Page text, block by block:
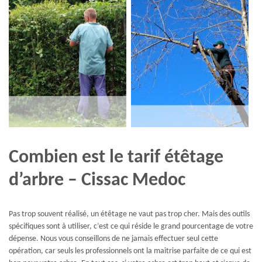
Combien est le tarif étêtage
d’arbre – Cissac Medoc
Pas trop souvent réalisé, un étêtage ne vaut pas trop cher. Mais des outils
spécifiques sont à utiliser, c’est ce qui réside le grand pourcentage de votre
dépense. Nous vous conseillons de ne jamais effectuer seul cette
opération, car seuls les professionnels ont la maitrise parfaite de ce qui est